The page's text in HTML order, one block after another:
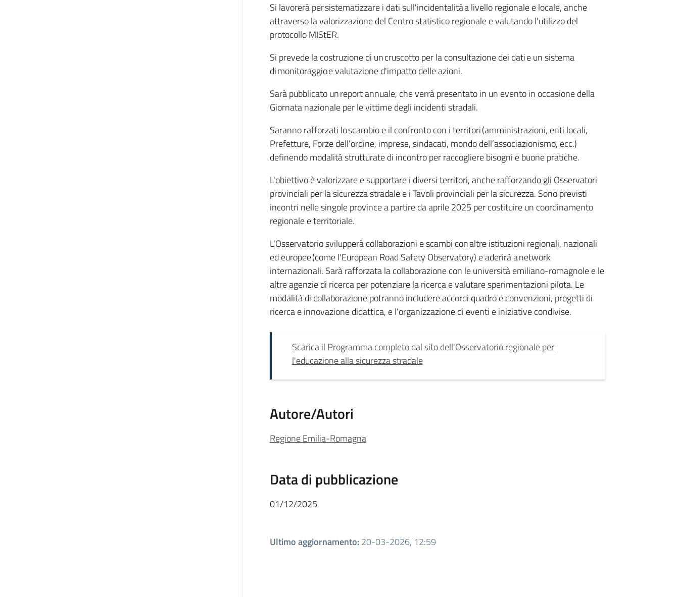
Si lavorerà per sistematizzare i dati sull'incidentalità a livello regionale e locale, anche
attraverso la valorizzazione del Centro statistico regionale e valutando l'utilizzo del
protocollo MIStER.
Si prevede la costruzione di un cruscotto per la consultazione dei dati e un sistema
di monitoraggio e valutazione d'impatto delle azioni.
Sarà pubblicato un report annuale, che verrà presentato in un evento in occasione della
Giornata nazionale per le vittime degli incidenti stradali.
Saranno rafforzati lo scambio e il confronto con i territori (amministrazioni, enti locali,
Prefetture, Forze dell’ordine, imprese, sindacati, mondo dell’associazionismo, ecc.)
definendo modalità strutturate di incontro per raccogliere bisogni e buone pratiche.
L'obiettivo è valorizzare e supportare i diversi territori, anche rafforzando gli Osservatori
provinciali per la sicurezza stradale e i Tavoli provinciali per la sicurezza. Sono previsti
incontri nelle singole province a partire da aprile 2025 per costituire un coordinamento
regionale e territoriale.
L'Osservatorio svilupperà collaborazioni e scambi con altre istituzioni regionali, nazionali
ed europee (come l'European Road Safety Observatory) e aderirà a network
internazionali. Sarà rafforzata la collaborazione con le università emiliano-romagnole e le
altre agenzie di ricerca per potenziare la ricerca e valutare sperimentazioni pilota. Le
modalità di collaborazione potranno includere accordi quadro e convenzioni, progetti di
ricerca e innovazione didattica, e l'organizzazione di eventi e iniziative condivise.
Scarica il Programma completo dal sito dell'Osservatorio regionale per
l'educazione alla sicurezza stradale
Autore/Autori
Regione Emilia-Romagna
Data di pubblicazione
01/12/2025
Ultimo aggiornamento:20-03-2026, 12:59